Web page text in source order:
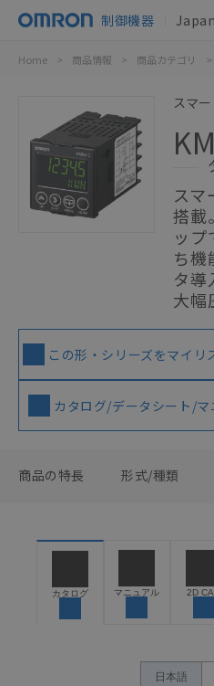
制御機器 Japan
Home > 商品情報 > 商品カテゴリ >
スマ
ス
搭載
ッ
ち機
タ導
大幅
この形・シリーズをマイリ
カタログ/データシート/マ
商品の特長 形式/種類
カタログ マニュアル 2D
日本語